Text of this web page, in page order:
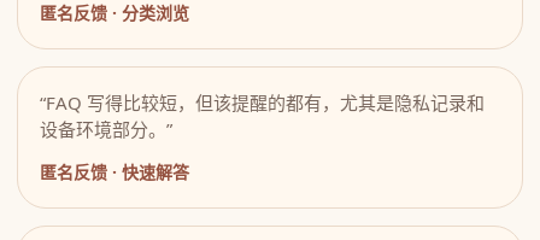
匿名反馈 · 分类浏览
“FAQ 写得比较短，但该提醒的都有，尤其是隐私记录和
设备环境部分。”
匿名反馈 · 快速解答